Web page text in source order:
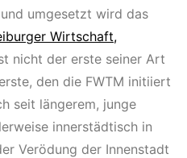
umgesetzt wird das
Wirtschaft,
nicht der erste seiner Art
den die FWTM initiiert
seit längerem, junge
innerstädtisch in
Verödung der Innenstadt